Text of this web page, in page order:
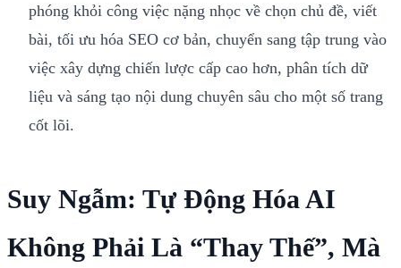
phóng khỏi công việc nặng nhọc về chọn chủ đề, viết
bài, tối ưu hóa SEO cơ bản, chuyển sang tập trung vào
việc xây dựng chiến lược cấp cao hơn, phân tích dữ
liệu và sáng tạo nội dung chuyên sâu cho một số trang
cốt lõi.
Suy Ngẫm: Tự Động Hóa AI
Không Phải Là “Thay Thế”, Mà